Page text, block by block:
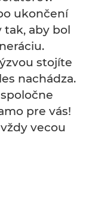
ukončení
tak, aby bol
stojíte
nachádza.
pre vás!
vecou